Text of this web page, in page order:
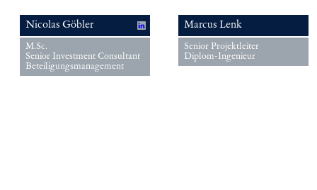
Nicolas Göbler
M.Sc.
Senior Investment Consultant
Beteiligungsmanagement
Marcus Lenk
Senior Projektleiter
Diplom-Ingenieur